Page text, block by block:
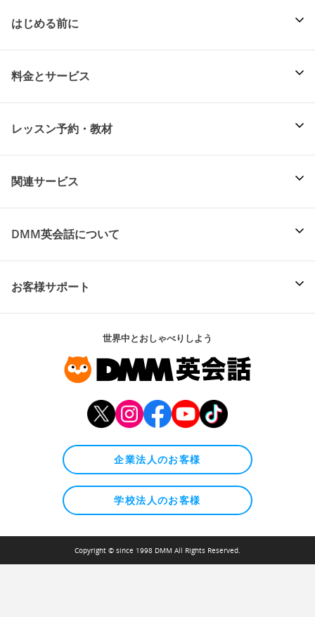
はじめる前に
料金とサービス
レッスン予約・教材
関連サービス
DMM英会話について
お客様サポート
世界中とおしゃべりしよう
企業法人のお客様
学校法人のお客様
Copyright © since 1998 DMM All Rights Reserved.